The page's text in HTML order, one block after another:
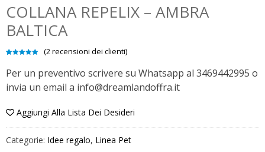
COLLANA REPELIX – AMBRA
BALTICA
su base
di
recensioni
(2recensioni dei clienti)
Per un preventivo scrivere su Whatsapp al 3469442995 o
invia un email a info@dreamlandoffra.it
Aggiungi Alla Lista Dei Desideri
Categorie: Idee regalo, Linea Pet